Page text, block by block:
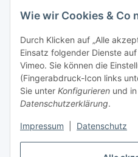
Wie wir Cookies & Co
Durch Klicken auf „Alle
Einsatz folgender Dienste
Vimeo. Sie können die
(Fingerabdruck-Icon links
Sie unter Konfigurieren und
Datenschutzerklärung.
Impressum Datenschutz
Informationen
036204. 803903
Achtung!!!
16:00 – 19:00 Uhr